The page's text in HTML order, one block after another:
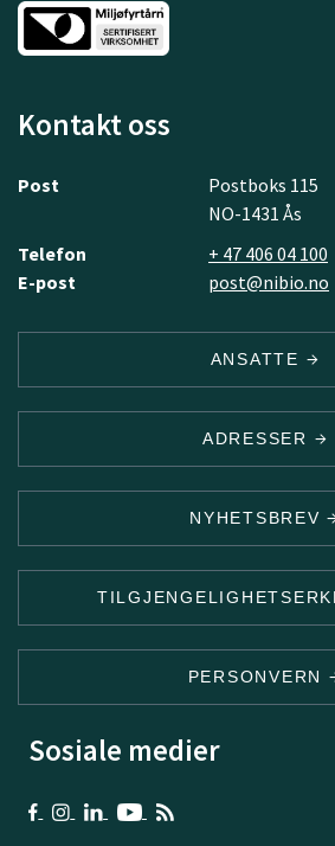
Kontakt oss
Post
Postboks 115
NO-1431 Ås
Telefon
+ 47 406 04 100
E-post
post@nibio.no
ANSATTE
ADRESSER
NYHETSBREV
PERSONVERN
Sosiale medier